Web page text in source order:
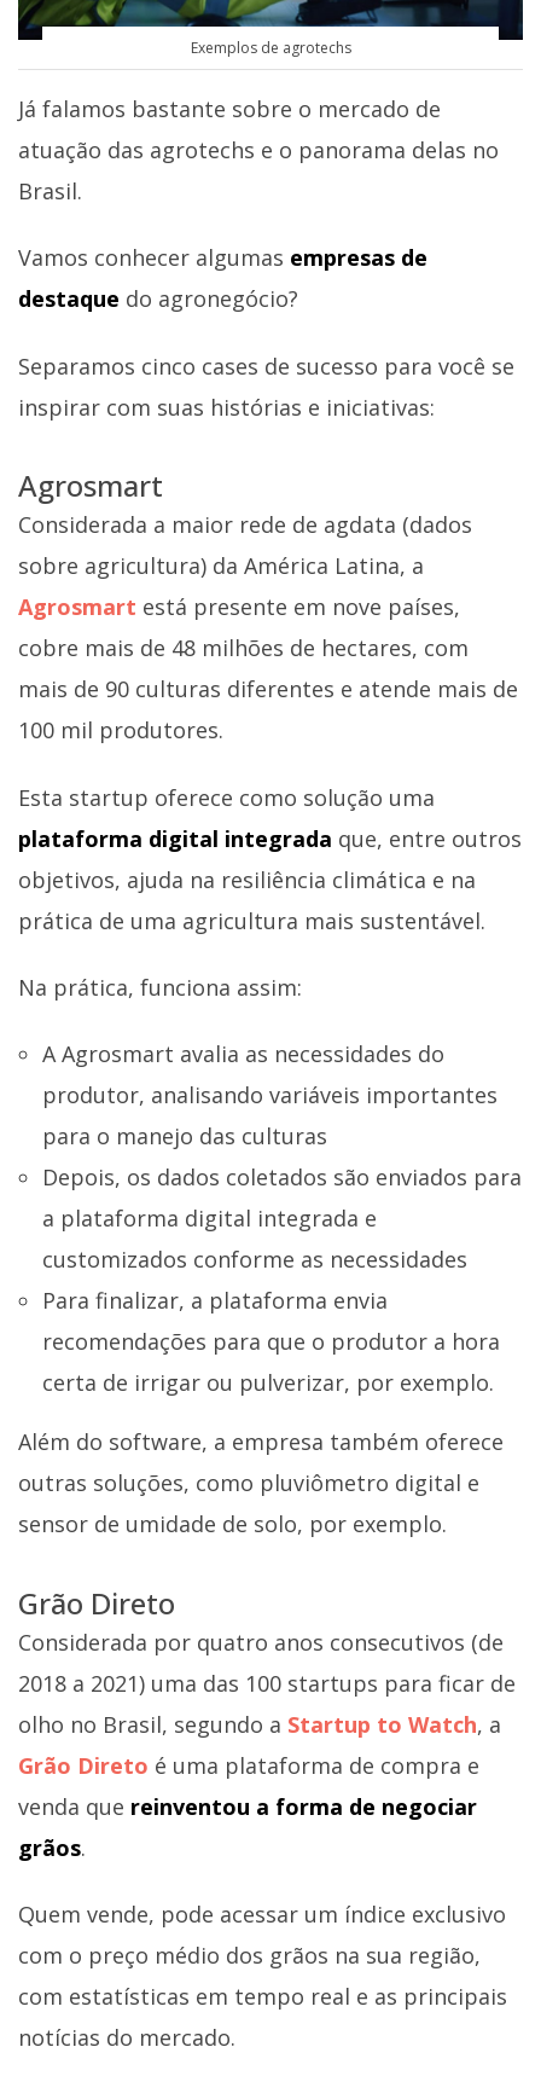
Exemplos de agrotechs
Já falamos bastante sobre o mercado de
atuação das agrotechs e o panorama delas no
Brasil.
Vamos conhecer algumas empresas de
destaque do agronegócio?
Separamos cinco cases de sucesso para você se
inspirar com suas histórias e iniciativas:
Agrosmart
Considerada a maior rede de agdata (dados
sobre agricultura) da América Latina, a
Agrosmart está presente em nove países,
cobre mais de 48 milhões de hectares, com
mais de 90 culturas diferentes e atende mais de
100 mil produtores.
Esta startup oferece como solução uma
plataforma digital integrada que, entre outros
objetivos, ajuda na resiliência climática e na
prática de uma agricultura mais sustentável.
Na prática, funciona assim:
A Agrosmart avalia as necessidades do
produtor, analisando variáveis importantes
para o manejo das culturas
Depois, os dados coletados são enviados para
a plataforma digital integrada e
customizados conforme as necessidades
Para finalizar, a plataforma envia
recomendações para que o produtor a hora
certa de irrigar ou pulverizar, por exemplo.
Além do software, a empresa também oferece
outras soluções, como pluviômetro digital e
sensor de umidade de solo, por exemplo.
Grão Direto
Considerada por quatro anos consecutivos (de
2018 a 2021) uma das 100 startups para ficar de
olho no Brasil, segundo a Startup to Watch, a
Grão Direto é uma plataforma de compra e
venda que reinventou a forma de negociar
grãos.
Quem vende, pode acessar um índice exclusivo
com o preço médio dos grãos na sua região,
com estatísticas em tempo real e as principais
notícias do mercado.